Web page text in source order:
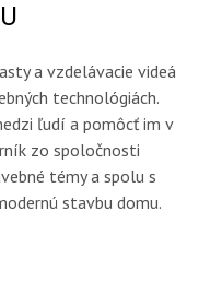
a vzdelávacie videá
technológiách.
ľudí a pomôcť im v
zo spoločnosti
témy a spolu s
stavbu domu.